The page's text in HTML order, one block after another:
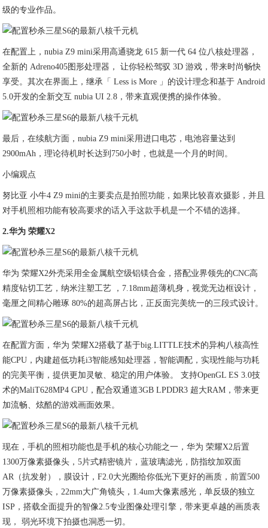
级的专业作品。
在配置上，nubia Z9 mini采用高通骁龙 615 新一代 64 位八核处理器，
全新的 Adreno405图形处理器， 让你轻松驾驭 3D 游戏，带来时尚畅快
享受。其次在界面上，继承「 Less is More 」的设计理念和基于 Android
5.0开发的全新交互 nubia UI 2.8，带来直观便携的操作体验。
最后，在续航方面，nubia Z9 mini采用进口电芯，电池容量达到
2900mAh，理论待机时长达到750小时，也就是一个月的时间。
小编观点
努比亚 小牛4 Z9 mini的主要卖点是拍照功能，如果比较喜欢摄影，并且
对手机照相功能有较高要求的话入手这款手机是一个不错的选择。
2.华为 荣耀X2
华为 荣耀X2外壳采用全金属航空级铝镁合金，搭配业界领先的CNC高
精度钻切工艺，纳米注塑工艺 ，7.18mm超薄机身，视觉无边框设计，
毫厘之间精心雕琢 80%的超高屏占比，正反面完美统一的三段式设计。
在配置方面，华为 荣耀X2搭载了基于big.LITTLE技术的异构八核高性
能CPU，内建超低功耗i3智能感知处理器，智能调配，实现性能与功耗
的完美平衡，提供更加灵敏、稳定的用户体验。 支持OpenGL ES 3.0技
术的MaliT628MP4 GPU，配合双通道3GB LPDDR3 超大RAM，带来更
加流畅、炫酷的游戏画面效果。
现在，手机的照相功能也是手机的核心功能之一，华为 荣耀X2后置
1300万像素摄像头，5片式精密镜片，蓝玻璃滤光，防指纹加双面
AR（抗发射），膜设计，F2.0大光圈给你低光下更好的画质，前置500
万像素摄像头，22mm大广角镜头，1.4um大像素感光，单反级的独立
ISP，搭载全面提升的智像2.5专业图像处理引擎，带来更卓越的画质表
现， 弱光环境下拍摄也洞悉一切。